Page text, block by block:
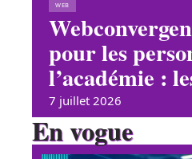
WEB
pour les
l’académie :
7 juillet 2026
En vogue